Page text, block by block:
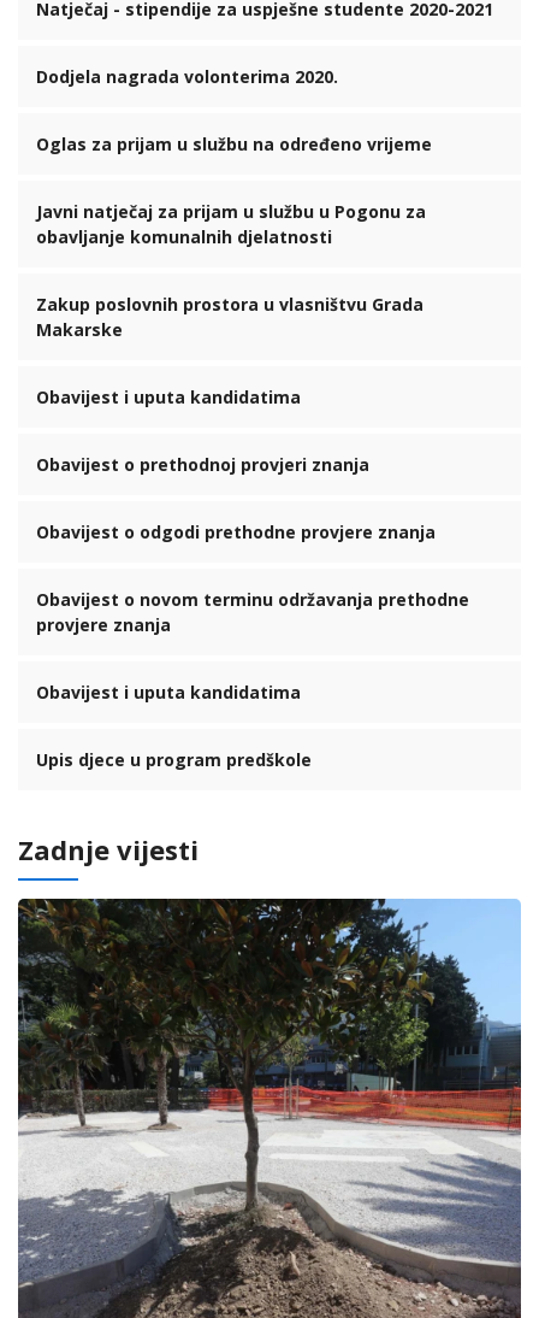
Natječaj - stipendije za uspješne studente 2020-2021
Dodjela nagrada volonterima 2020.
Oglas za prijam u službu na određeno vrijeme
Javni natječaj za prijam u službu u Pogonu za
obavljanje komunalnih djelatnosti
Zakup poslovnih prostora u vlasništvu Grada
Makarske
Obavijest i uputa kandidatima
Obavijest o prethodnoj provjeri znanja
Obavijest o odgodi prethodne provjere znanja
Obavijest o novom terminu održavanja prethodne
provjere znanja
Obavijest i uputa kandidatima
Upis djece u program predškole
Zadnje vijesti